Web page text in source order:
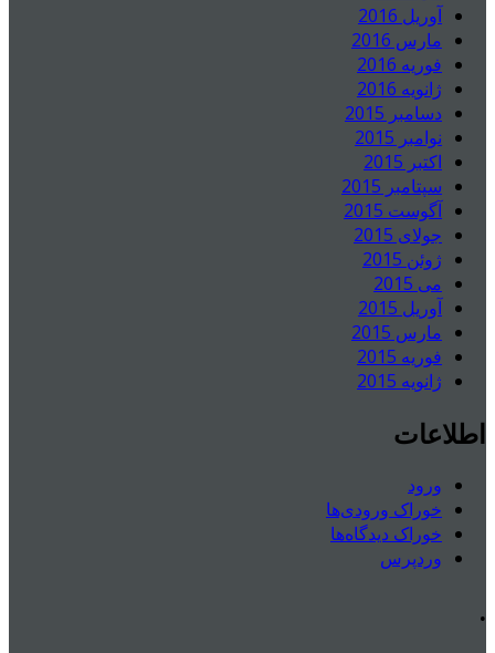
آوریل 2016
مارس 2016
فوریه 2016
ژانویه 2016
دسامبر 2015
نوامبر 2015
اکتبر 2015
سپتامبر 2015
آگوست 2015
جولای 2015
ژوئن 2015
می 2015
آوریل 2015
مارس 2015
فوریه 2015
ژانویه 2015
اطلاعات
ورود
خوراک ورودی‌ها
خوراک دیدگاه‌ها
وردپرس
.